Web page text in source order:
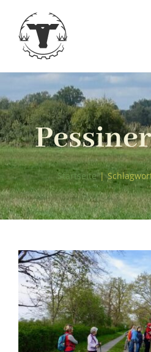
Inhalt
springen
Startseite |